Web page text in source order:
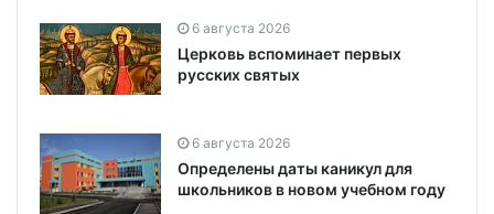
6 августа 2026
Церковь вспоминает первых
русских святых
6 августа 2026
Определены даты каникул для
школьников в новом учебном году